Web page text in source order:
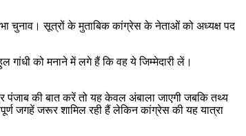
चुनाव। सूत्रों के मुताबिक कांग्रेस के नेताओं को अध्यक्ष पद
को मनाने में लगे हैं कि वह ये जिम्मेदारी लें।
पंजाब की बात करें तो यह केवल अंबाला जाएगी जबकि तथ्य
जगहें जरूर शामिल रही हैं लेकिन कांग्रेस की यह यात्रा